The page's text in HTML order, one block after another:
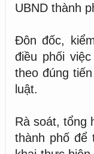
UBND thành
Đôn đốc,
điều phối
theo đúng
luật.
Rà soát, tổng
thành phố để